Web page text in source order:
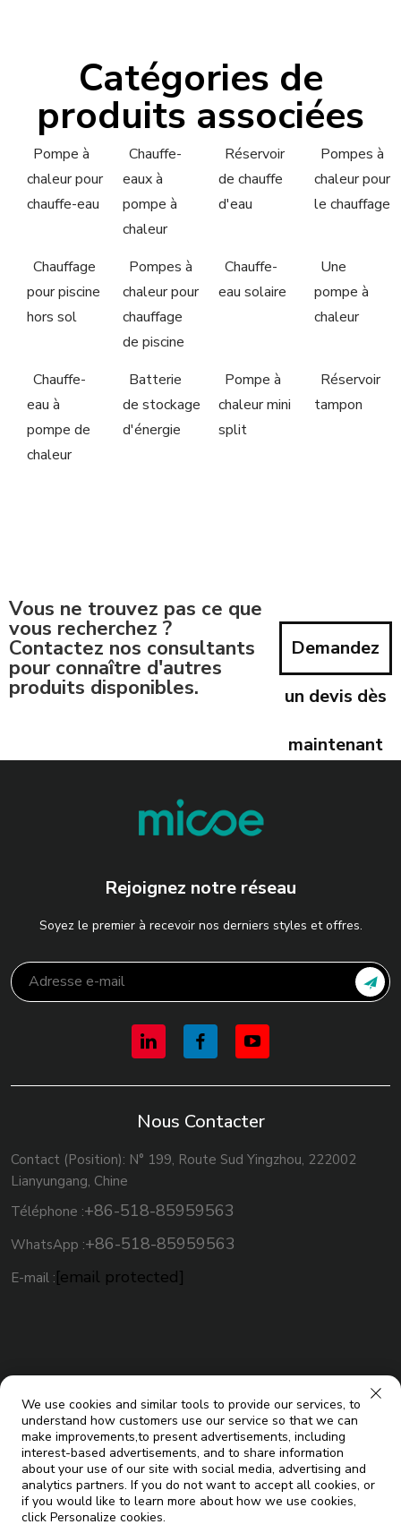
Catégories de
produits associées
Pompe à
chaleur pour
chauffe-eau
Chauffe-
eaux à
pompe à
chaleur
Réservoir
de chauffe
d'eau
Pompes à
chaleur pour
le chauffage
Chauffage
pour piscine
hors sol
Pompes à
chaleur pour
chauffage
de piscine
Chauffe-
eau solaire
Une
pompe à
chaleur
Chauffe-
eau à
pompe de
chaleur
Batterie
de stockage
d'énergie
Pompe à
chaleur mini
split
Réservoir
tampon
Vous ne trouvez pas ce que
vous recherchez ?
Contactez nos consultants
pour connaître d'autres
produits disponibles.
Demandez
un devis dès
maintenant
Rejoignez notre réseau
Soyez le premier à recevoir nos derniers styles et offres.
Nous Contacter
Contact (Position): N° 199, Route Sud Yingzhou, 222002
Lianyungang, Chine
Téléphone :+86-518-85959563
WhatsApp :+86-518-85959563
E-mail :[email protected]
Droits d'auteur © Jiangsu Micoe Solar Energy Co.,Ltd. Tous droits
réservés |
We use cookies and similar tools to provide our services, to
understand how customers use our service so that we can
make improvements,to present advertisements, including
interest-based advertisements, and to share information
about your use of our site with social media, advertising and
analytics partners. If you do not want to accept all cookies, or
if you would like to learn more about how we use cookies,
click Personalize cookies.